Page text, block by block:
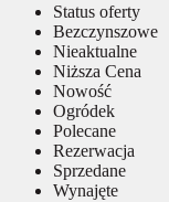
Status oferty
Bezczynszowe
Nieaktualne
Niższa Cena
Nowość
Ogródek
Polecane
Rezerwacja
Sprzedane
Wynajęte